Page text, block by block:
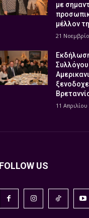
με
μέλλον
21
11 Απριλίου
FOLLOW US